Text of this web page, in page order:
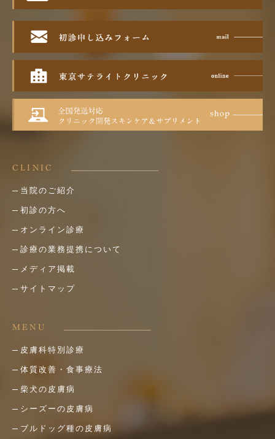
CLINIC
当院のご紹介
初診の方へ
オンライン診療
診療の業務提携について
メディア掲載
サイトマップ
MENU
皮膚科特別診療
体質改善・食事療法
柴犬の皮膚病
シーズーの皮膚病
ブルドッグ種の皮膚病